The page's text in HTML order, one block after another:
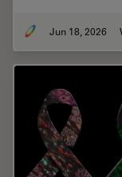
Jun 18, 2026